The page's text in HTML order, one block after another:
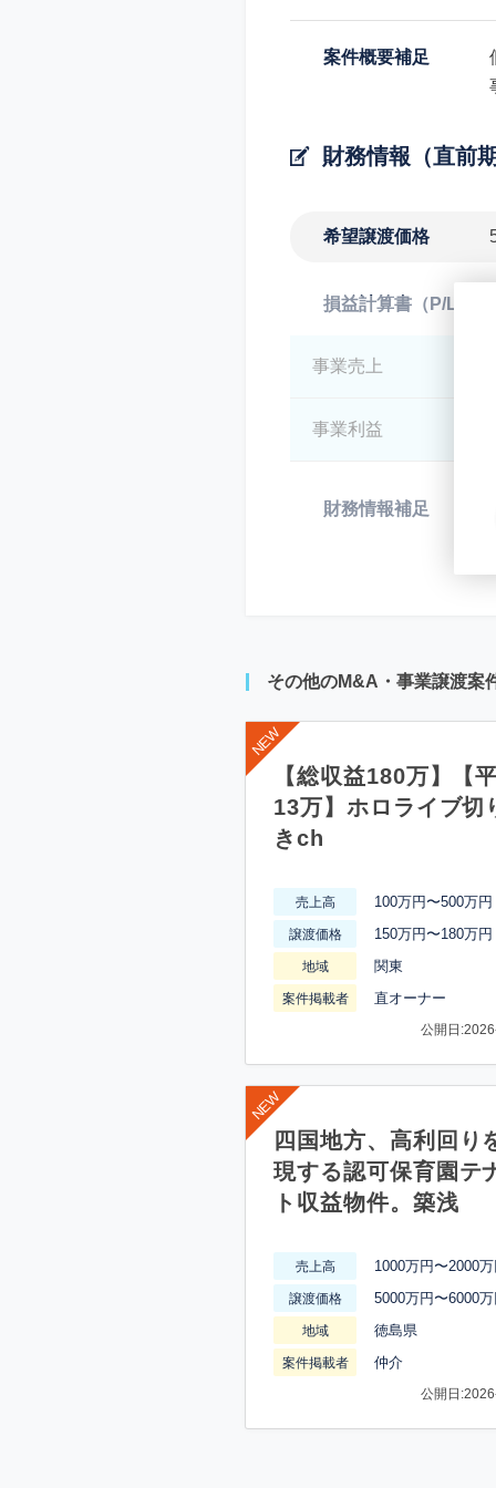
案件概要補足
財務情報（直前
希望譲渡価格
損益計算書（P/L）
事業売上
事業利益
財務情報補足
その他のM&A・事業譲渡案
【総収益180万】【
13万】ホロライブ切
きch
売上高 100万円〜500万円
譲渡価格 150万円〜180万円
地域 関東
案件掲載者 直オーナー
公開日
四国地方、高利回り
現する認可保育園テ
ト収益物件。築浅
売上高 1000万円〜2000
譲渡価格 5000万円〜6000
地域 徳島県
案件掲載者 仲介
公開日